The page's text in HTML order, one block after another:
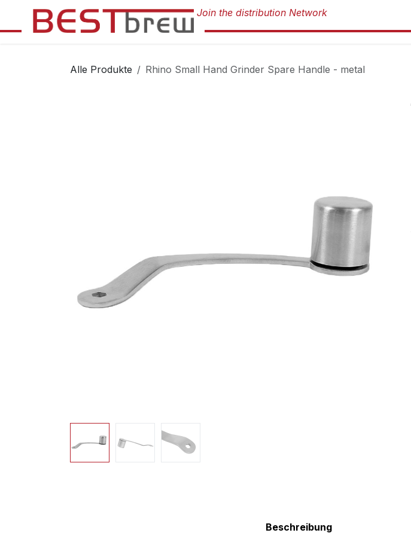
Zum Inhalt springen
Alle Produkte Rhino Small Hand Grinder Spare Handle - metal
Beschreibung